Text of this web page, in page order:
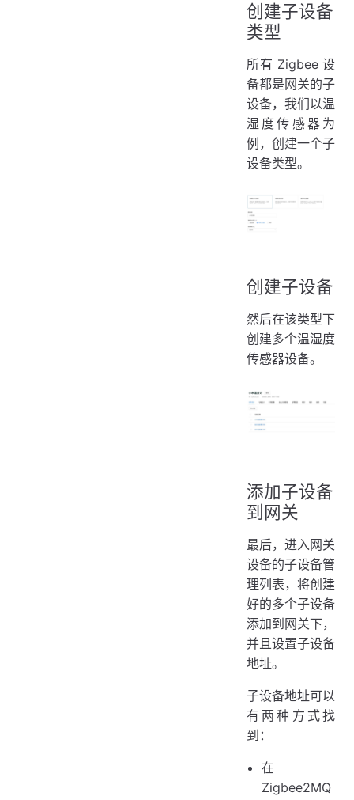
创建子设备
类型
所有 Zigbee 设
备都是网关的子
设备，我们以温
湿度传感器为
例，创建一个子
设备类型。
创建子设备
然后在该类型下
创建多个温湿度
传感器设备。
添加子设备
到网关
最后，进入网关
设备的子设备管
理列表，将创建
好的多个子设备
添加到网关下，
并且设置子设备
地址。
子设备地址可以
有两种方式找
到：
在
Zigbee2MQ